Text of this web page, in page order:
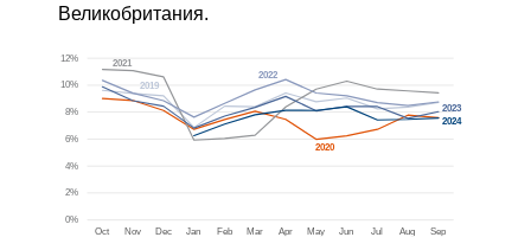
Великобритания.